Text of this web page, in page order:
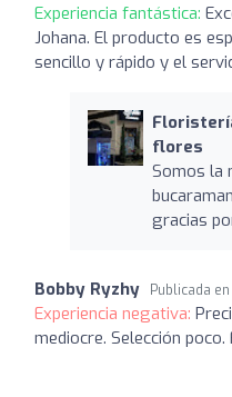
Experiencia fantástica:
Johana. El producto es
sencillo y rápido y el
flores
Somos la
gracias
Bobby Ryzhy Publicada en
Experiencia negativa:
mediocre. Selección